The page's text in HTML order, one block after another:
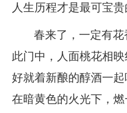
人生历程才是最可宝贵
春来了，一定有
此门中，人面桃花相
好就着新酿的醇酒一
在暗黄色的火光下，